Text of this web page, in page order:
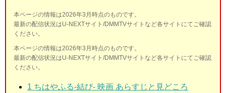
本ページの情報は2026年3月時点のものです。
最新の配信状況はU-NEXTサイト/DMMTVサイトなど各サイトにてご確認
ください。
本ページの情報は2026年3月時点のものです。
最新の配信状況はU-NEXTサイト/DMMTVサイトなど各サイトにてご確認
ください。
1 ちはやふる-結び- 映画 あらすじと見どころ